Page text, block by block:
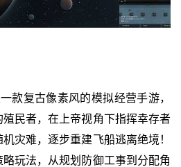
款复古像素风的模拟经营手游，
民者，在上帝视角下指挥幸存者
灾难，逐步重建飞船逃离绝境！
玩法，从规划防御工事到分配角